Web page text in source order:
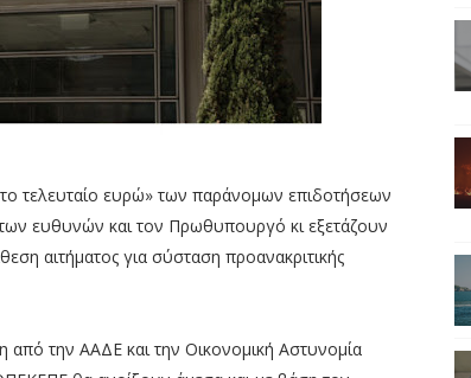
τελευταίο ευρώ» των παράνομων επιδοτήσεων
ευθυνών και τον Πρωθυπουργό κι εξετάζουν
αιτήματος για σύσταση προανακριτικής
από την ΑΑΔΕ και την Οικονομική Αστυνομία